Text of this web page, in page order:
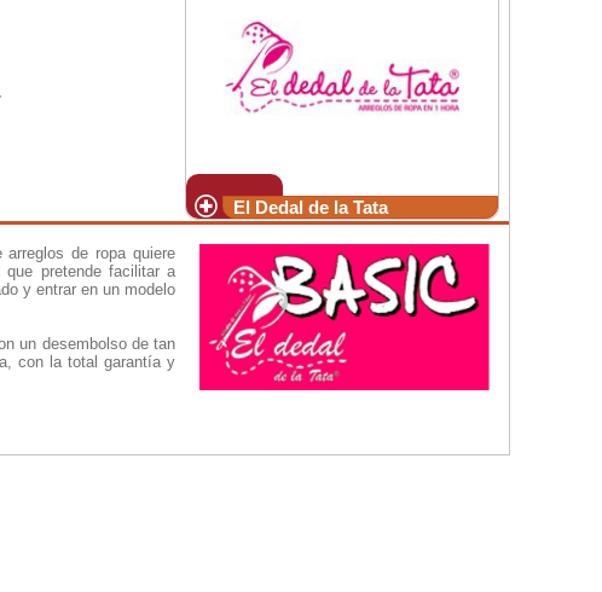
El Dedal de la Tata
de ropa quiere
que pretende facilitar a
y entrar en un modelo
un desembolso de tan
con la total garantía y